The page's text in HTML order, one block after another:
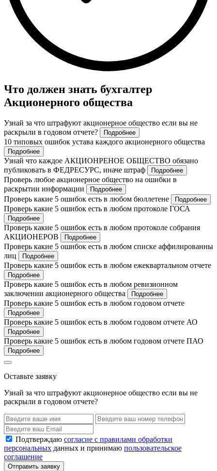
Что должен знать бухгалтер
Акционерного общества
Узнай за что штрафуют акционерное общество если вы не
раскрыли в годовом отчете?
Подробнее
10 типовых ошибок устава каждого акционерного общества
Подробнее
Узнай что каждое АКЦИОНРЕНОЕ ОБЩЕСТВО обязано
публиковать в ФЕДРЕСУРС, иначе штраф
Подробнее
Проверь любое акционерное общество на ошибки в
раскрытии информации
Подробнее
Проверь какие 5 ошибок есть в любом бюллетене Подробнее
Проверь какие 5 ошибок есть в любом протоколе ГОСА
Подробнее
Проверь какие 5 ошибок есть в любом протоколе собрания
АКЦИОНЕРОВ
Подробнее
Проверь какие 5 ошибок есть в любом списке аффилированны
лиц
Подробнее
Проверь какие 5 ошибок есть в любом ежеквартальном отчете
Подробнее
Проверь какие 5 ошибок есть в любом ревизионном
заключении акционерного общества
Подробнее
Проверь какие 5 ошибок есть в любом годовом отчете
Подробнее
Проверь какие 5 ошибок есть в любом годовом отчете АО
Подробнее
Проверь какие 5 ошибок есть в любом годовом отчете ПАО
Подробнее
Оставьте заявку
Узнай за что штрафуют акционерное общество если вы не
раскрыли в годовом отчете?
Подтверждаю согласие с правилами обработки
персональных данных и принимаю пользовательское
соглашение
Отправить заявку